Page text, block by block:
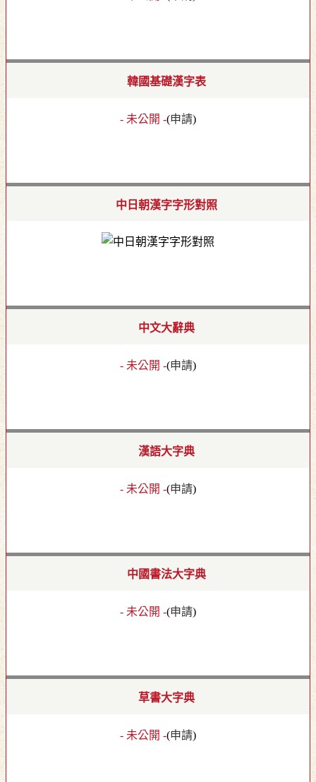
韓國基礎漢字表
- 未公開 -(申請)
中日朝漢字字形對照
中文大辭典
- 未公開 -(申請)
漢語大字典
- 未公開 -(申請)
中國書法大字典
- 未公開 -(申請)
草書大字典
- 未公開 -(申請)